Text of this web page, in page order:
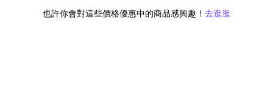
也許你會對這些價格優惠中的商品感興趣！ 去逛逛